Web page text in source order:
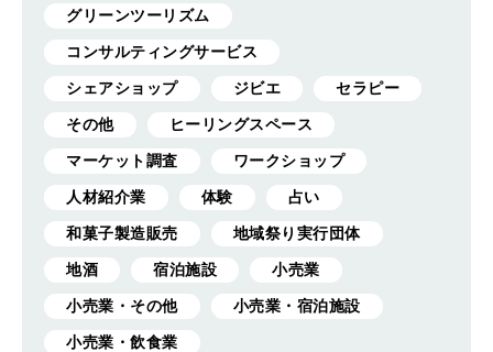
グリーンツーリズム
コンサルティングサービス
シェアショップ ジビエ セラピー
その他 ヒーリングスペース
マーケット調査 ワークショップ
人材紹介業 体験 占い
和菓子製造販売 地域祭り実行団体
地酒 宿泊施設 小売業
小売業・その他 小売業・宿泊施設
小売業・飲食業